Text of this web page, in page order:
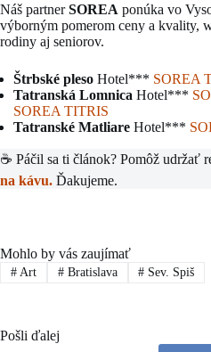
Náš partnerSOREA ponúka vo
výborným pomerom ceny a kvality,
rodiny aj seniorov.
Štrbské pleso Hotel*** SOREA
Tatranská Lomnica Hotel***
SOREA TITRIS
Tatranské Matliare Hotel***
☕ Páčil sa ti článok? Pomôž udržať
na kávu. Ďakujeme.
Mohlo by vás zaujímať
#Art #Bratislava # Sev. Spiš
Pošli ďalej